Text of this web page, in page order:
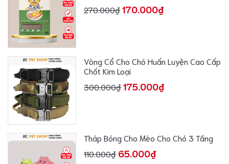
270.000₫170.000₫
Vòng Cổ Cho Chó Huấn Luyện Cao Cấp
Chốt Kim Loại
300.000₫175.000₫
Tháp Bóng Cho Mèo Cho Chó 3 Tầng
110.000₫ 65.000₫